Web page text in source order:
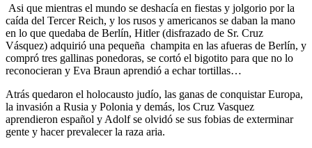
Asi que mientras el mundo se deshacía en fiestas y jolgorio por la
caída del Tercer Reich, y los rusos y americanos se daban la mano
en lo que quedaba de Berlín, Hitler (disfrazado de Sr. Cruz
Vásquez) adquirió una pequeña champita en las afueras de Berlín, y
compró tres gallinas ponedoras, se cortó el bigotito para que no lo
reconocieran y Eva Braun aprendió a echar tortillas…
Atrás quedaron el holocausto judío, las ganas de conquistar Europa,
la invasión a Rusia y Polonia y demás, los Cruz Vasquez
aprendieron español y Adolf se olvidó se sus fobias de exterminar
gente y hacer prevalecer la raza aria.